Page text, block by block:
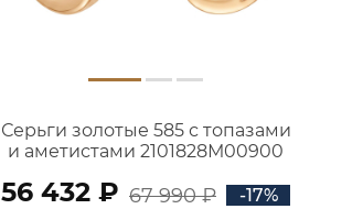
Серьги золотые 585 с топазами
и аметистами 2101828М00900
56 432 ₽ 67 990 ₽
-17%